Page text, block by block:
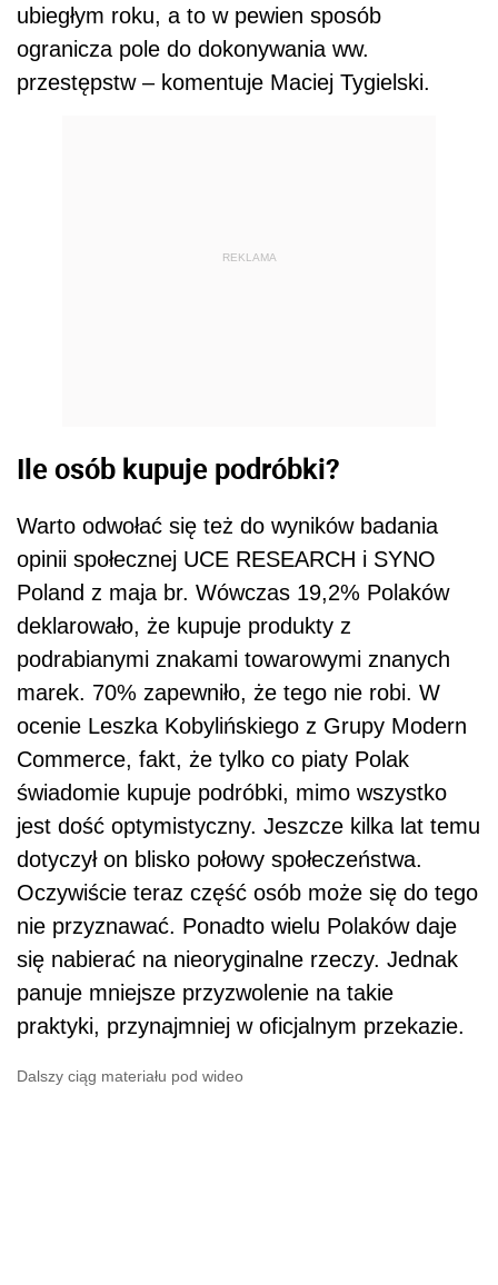
ubiegłym roku, a to w pewien sposób
ogranicza pole do dokonywania ww.
przestępstw – komentuje Maciej Tygielski.
REKLAMA
Ile osób kupuje podróbki?
Warto odwołać się też do wyników badania
opinii społecznej UCE RESEARCH i SYNO
Poland z maja br. Wówczas 19,2% Polaków
deklarowało, że kupuje produkty z
podrabianymi znakami towarowymi znanych
marek. 70% zapewniło, że tego nie robi. W
ocenie Leszka Kobylińskiego z Grupy Modern
Commerce, fakt, że tylko co piaty Polak
świadomie kupuje podróbki, mimo wszystko
jest dość optymistyczny. Jeszcze kilka lat temu
dotyczył on blisko połowy społeczeństwa.
Oczywiście teraz część osób może się do tego
nie przyznawać. Ponadto wielu Polaków daje
się nabierać na nieoryginalne rzeczy. Jednak
panuje mniejsze przyzwolenie na takie
praktyki, przynajmniej w oficjalnym przekazie.
Dalszy ciąg materiału pod wideo